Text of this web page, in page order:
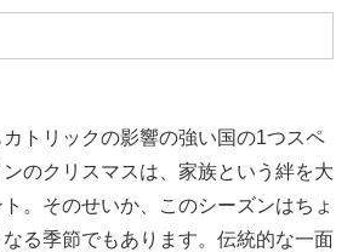
トリックの影響の強い国の1つスペ
のクリスマスは、家族という絆を大
。そのせいか、このシーズンはちょ
る季節でもあります。伝統的な一面